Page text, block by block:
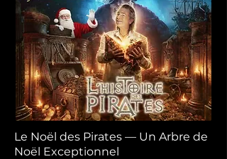
Le Noël des Pirates — Un Arbre de
Noël Exceptionnel